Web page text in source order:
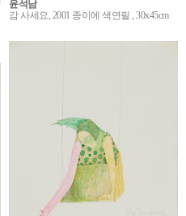
윤석남
감 사세요, 2001 종이에 색연필 , 30x45cm